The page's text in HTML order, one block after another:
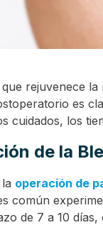
rejuvenece
es
los
de la
operación de
común
de 7 a 10